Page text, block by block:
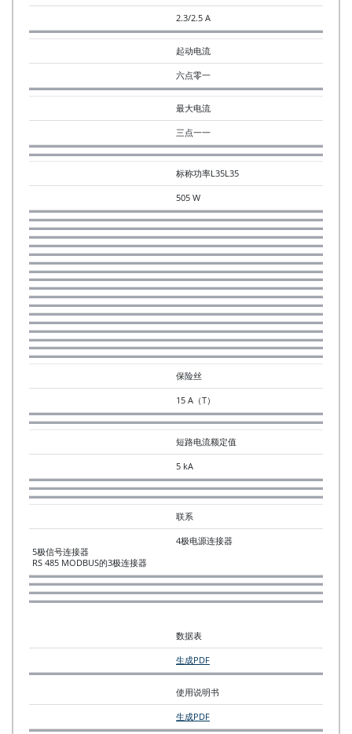
2.3/2.5 A
起动电流
六点零一
最大电流
三点一一
标称功率L35L35
505 W
保险丝
15 A（T）
短路电流额定值
5 kA
联系
4极电源连接器
5极信号连接器
RS 485 MODBUS的3极连接器
数据表
生成PDF
使用说明书
生成PDF